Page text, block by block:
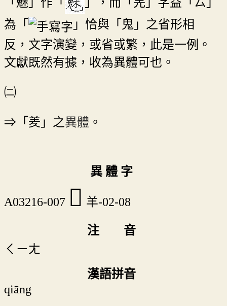
為「
」恰與「鬼」之省形相
反，文字演變，或省或繁，此是一例。
文獻既然有據，收為異體可也。
㈡
⇒「羑」之異體 。
異 體 字
A03216-007 󴤩 羊-02-08
注 音
ㄑㄧㄤ
漢語拼音
qiāng